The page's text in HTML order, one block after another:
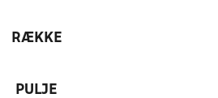
RÆKKE
PULJE